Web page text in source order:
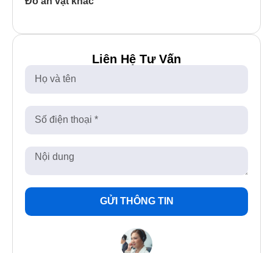
Liên Hệ Tư Vấn
GỬI THÔNG TIN